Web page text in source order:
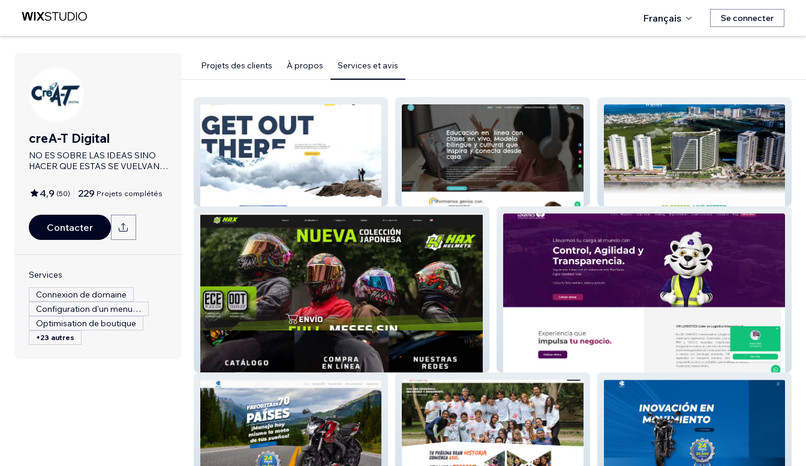
Français Se connecter
creA-T Digital
NO ES SOBRE LAS IDEAS SINO
HACER QUE ESTAS SE VUELVAN
4,9 (50) 229 Projets complétés
Contacter
Services
Connexion de domaine
Configuration d'un menu de restaurant
Optimisation de boutique
+23 autres
Projets des clients À propos Services et avis
PETITS GÉNIES
HAX HELMETS 2.0